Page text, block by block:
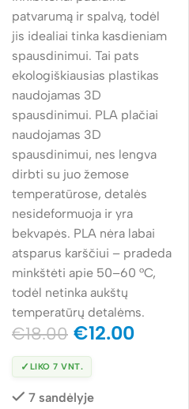
patvarumą ir spalvą, todėl
jis idealiai tinka kasdieniam
spausdinimui. Tai pats
ekologiškiausias plastikas
naudojamas 3D
spausdinimui. PLA plačiai
naudojamas 3D
spausdinimui, nes lengva
dirbti su juo žemose
temperatūrose, detalės
nesideformuoja ir yra
bekvapės. PLA nėra labai
atsparus karščiui – pradeda
minkštėti apie 50–60 °C,
todėl netinka aukštų
temperatūrų detalėms.
€18.00 €12.00
✓ LIKO 7 VNT.
7 sandėlyje